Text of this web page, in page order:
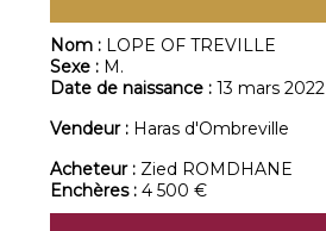
Nom : LOPE OF TREVILLE
Sexe : M.
Date de naissance :13 mars 2022
Vendeur : Haras d'Ombreville
Acheteur : Zied ROMDHANE
Enchères :4 500 €